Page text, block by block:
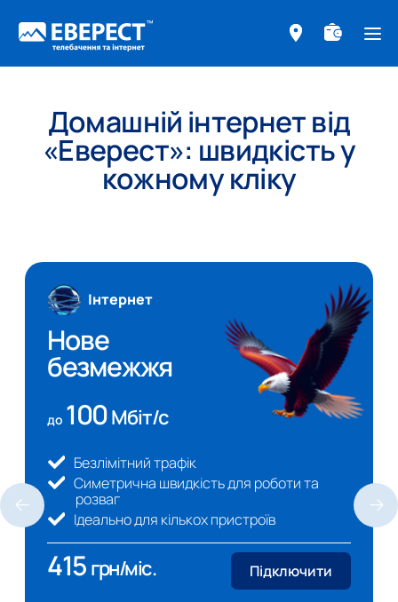
Домашній інтернет від
«Еверест»: швидкість у
кожному кліку
Інтернет
Нове
безмежжя
до 100Мбіт/с
Безлімітний трафік
Симетрична швидкість для роботи та
розваг
Ідеально для кількох пристроїв
415 грн/міс. Підключити